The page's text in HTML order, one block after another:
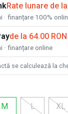
Rate lunare de
· finanțare 100%
de la 64.00
· finanțare online
se calculează la
M L XL